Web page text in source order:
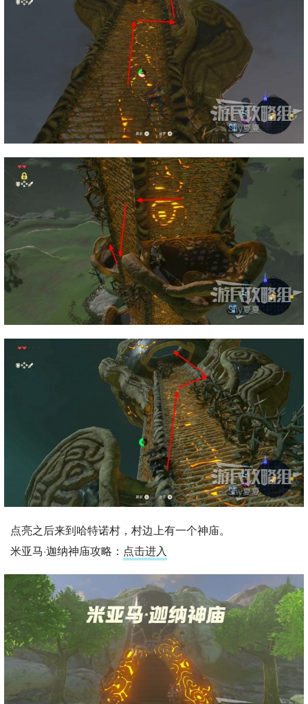
点亮之后来到哈特诺村，村边上有一个神庙。
米亚马·迦纳神庙攻略： 点击进入